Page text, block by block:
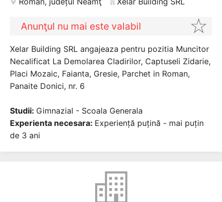
Anunţul nu mai este valabil
Xelar Building SRL angajeaza pentru pozitia Muncitor
Necalificat La Demolarea Cladirilor, Captuseli Zidarie,
Placi Mozaic, Faianta, Gresie, Parchet in Roman,
Panaite Donici, nr. 6
Studii: Gimnazial - Scoala Generala
Experienta necesara: Experiență puțină - mai puțin
de 3 ani